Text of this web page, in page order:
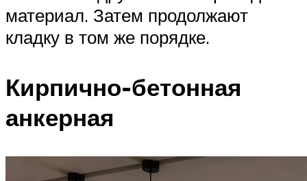
материал. Затем продолжают
кладку в том же порядке.
Кирпично-бетонная
анкерная